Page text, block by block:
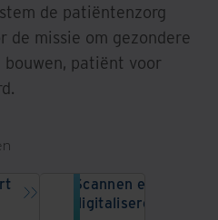
de patiëntenzorg
de missie om gezondere
bouwen, patiënt voor
Scannen en
digitaliseren